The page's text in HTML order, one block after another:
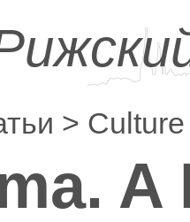
Culture